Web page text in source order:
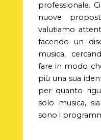
professionale.
nuove
valutiamo
facendo un
musica,
fare in modo
più una sua
per quanto
solo musica,
sono i